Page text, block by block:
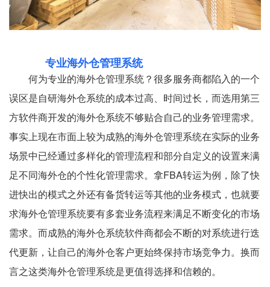
专业海外仓管理系统
何为专业的海外仓管理系统？很多服务商都陷入的一个
误区是自研海外仓系统的成本过高、时间过长，而选用第三
方软件商开发的海外仓系统不够贴合自己的业务管理需求。
事实上现在市面上较为成熟的海外仓管理系统在实际的业务
场景中已经通过多样化的管理流程和部分自定义的设置来满
足不同海外仓的个性化管理需求。拿FBA转运为例，除了快
进快出的模式之外还有备货转运等其他的业务模式，也就要
求海外仓管理系统要有多套业务流程来满足不断变化的市场
需求。而成熟的海外仓系统软件商都会不断的对系统进行迭
代更新，让自己的海外仓客户更始终保持市场竞争力。换而
言之这类海外仓管理系统是更值得选择和信赖的。